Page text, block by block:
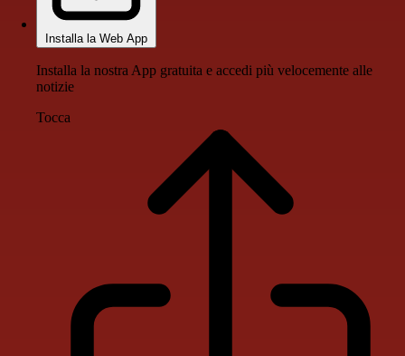
Installa la Web App
Installa la nostra App gratuita e accedi più velocemente alle
notizie
Tocca